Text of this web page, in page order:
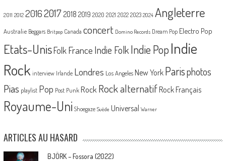
2011 2012 20162017 2018 2019 2020 2021 2022 2023 2024 Angleterre
Australie Beggars Britpop Canada concert Domino Records Dream Pop Electro Pop
Etats-UnisFolk France Indie Folk Indie PopIndie
Rock interview Irlande Londres Los Angeles New York Parisphotos
Pias playlist Pop Post Punk Rock Rock alternatif Rock Français
Royaume-Uni Shoegaze Suède Universal Warner
ARTICLES AU HASARD
BJÖRK – Fossora (2022)